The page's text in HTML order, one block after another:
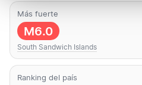
Más fuerte
M6.0
South Sandwich Islands
Ranking del país